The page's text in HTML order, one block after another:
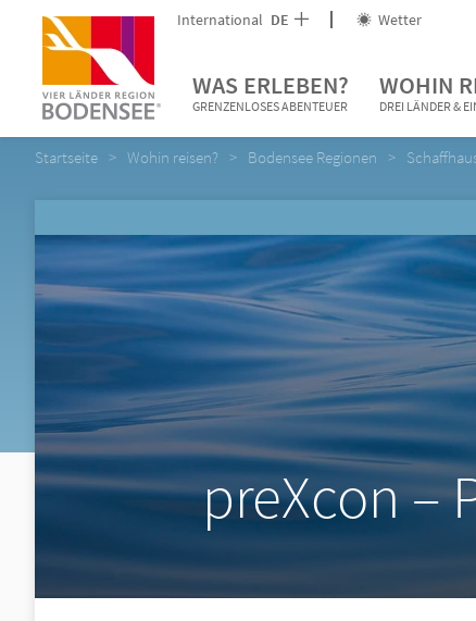
International DE Wetter
WAS ERLEBEN?
GRENZENLOSES ABENTEUER
WOHIN
DREI LÄNDER &
Startseite Wohin reisen? Bodensee Regionen
preXcon –